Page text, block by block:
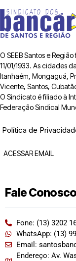
O SEEB Santos e
11/01/1933. As cidades
Itanhaém, Mongaguá,
Vicente, Santos,
O Sindicato é filiado à
Federação Sindical
Política de
ACESSAR EMAIL
Fale Conosco
Fone: (13) 3202
WhatsApp: (13)
Email:
Endereço: Av.